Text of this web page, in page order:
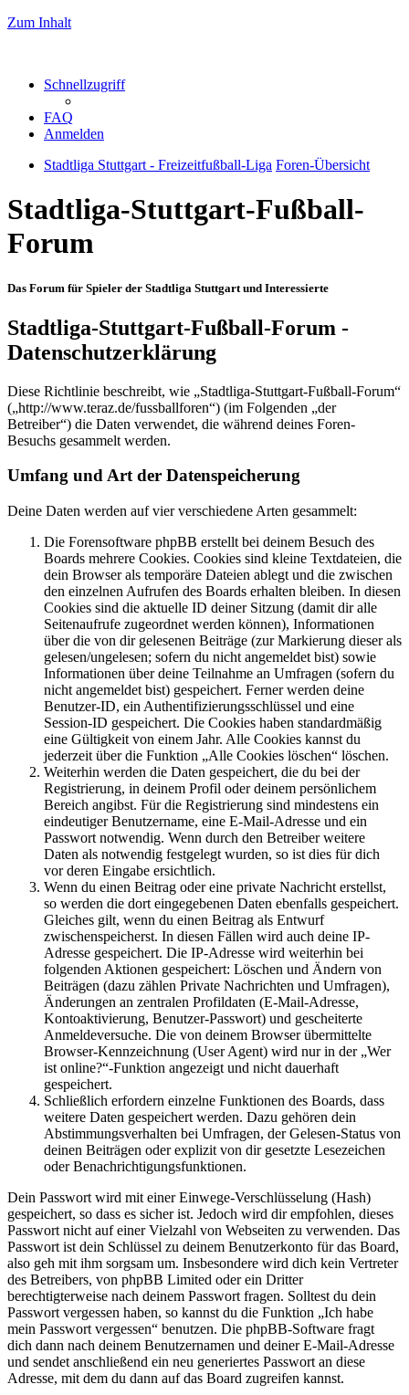
Zum Inhalt
Schnellzugriff
FAQ
Anmelden
Stadtliga Stuttgart - Freizeitfußball-Liga Foren-Übersicht
Stadtliga-Stuttgart-Fußball-
Forum
Das Forum für Spieler der Stadtliga Stuttgart und Interessierte
Stadtliga-Stuttgart-Fußball-Forum -
Datenschutzerklärung
Diese Richtlinie beschreibt, wie „Stadtliga-Stuttgart-Fußball-Forum“
(„http://www.teraz.de/fussballforen“) (im Folgenden „der
Betreiber“) die Daten verwendet, die während deines Foren-
Besuchs gesammelt werden.
Umfang und Art der Datenspeicherung
Deine Daten werden auf vier verschiedene Arten gesammelt:
Die Forensoftware phpBB erstellt bei deinem Besuch des
Boards mehrere Cookies. Cookies sind kleine Textdateien, die
dein Browser als temporäre Dateien ablegt und die zwischen
den einzelnen Aufrufen des Boards erhalten bleiben. In diesen
Cookies sind die aktuelle ID deiner Sitzung (damit dir alle
Seitenaufrufe zugeordnet werden können), Informationen
über die von dir gelesenen Beiträge (zur Markierung dieser als
gelesen/ungelesen; sofern du nicht angemeldet bist) sowie
Informationen über deine Teilnahme an Umfragen (sofern du
nicht angemeldet bist) gespeichert. Ferner werden deine
Benutzer-ID, ein Authentifizierungsschlüssel und eine
Session-ID gespeichert. Die Cookies haben standardmäßig
eine Gültigkeit von einem Jahr. Alle Cookies kannst du
jederzeit über die Funktion „Alle Cookies löschen“ löschen.
Weiterhin werden die Daten gespeichert, die du bei der
Registrierung, in deinem Profil oder deinem persönlichem
Bereich angibst. Für die Registrierung sind mindestens ein
eindeutiger Benutzername, eine E-Mail-Adresse und ein
Passwort notwendig. Wenn durch den Betreiber weitere
Daten als notwendig festgelegt wurden, so ist dies für dich
vor deren Eingabe ersichtlich.
Wenn du einen Beitrag oder eine private Nachricht erstellst,
so werden die dort eingegebenen Daten ebenfalls gespeichert.
Gleiches gilt, wenn du einen Beitrag als Entwurf
zwischenspeicherst. In diesen Fällen wird auch deine IP-
Adresse gespeichert. Die IP-Adresse wird weiterhin bei
folgenden Aktionen gespeichert: Löschen und Ändern von
Beiträgen (dazu zählen Private Nachrichten und Umfragen),
Änderungen an zentralen Profildaten (E-Mail-Adresse,
Kontoaktivierung, Benutzer-Passwort) und gescheiterte
Anmeldeversuche. Die von deinem Browser übermittelte
Browser-Kennzeichnung (User Agent) wird nur in der „Wer
ist online?“-Funktion angezeigt und nicht dauerhaft
gespeichert.
Schließlich erfordern einzelne Funktionen des Boards, dass
weitere Daten gespeichert werden. Dazu gehören dein
Abstimmungsverhalten bei Umfragen, der Gelesen-Status von
deinen Beiträgen oder explizit von dir gesetzte Lesezeichen
oder Benachrichtigungsfunktionen.
Dein Passwort wird mit einer Einwege-Verschlüsselung (Hash)
gespeichert, so dass es sicher ist. Jedoch wird dir empfohlen, dieses
Passwort nicht auf einer Vielzahl von Webseiten zu verwenden. Das
Passwort ist dein Schlüssel zu deinem Benutzerkonto für das Board,
also geh mit ihm sorgsam um. Insbesondere wird dich kein Vertreter
des Betreibers, von phpBB Limited oder ein Dritter
berechtigterweise nach deinem Passwort fragen. Solltest du dein
Passwort vergessen haben, so kannst du die Funktion „Ich habe
mein Passwort vergessen“ benutzen. Die phpBB-Software fragt
dich dann nach deinem Benutzernamen und deiner E-Mail-Adresse
und sendet anschließend ein neu generiertes Passwort an diese
Adresse, mit dem du dann auf das Board zugreifen kannst.